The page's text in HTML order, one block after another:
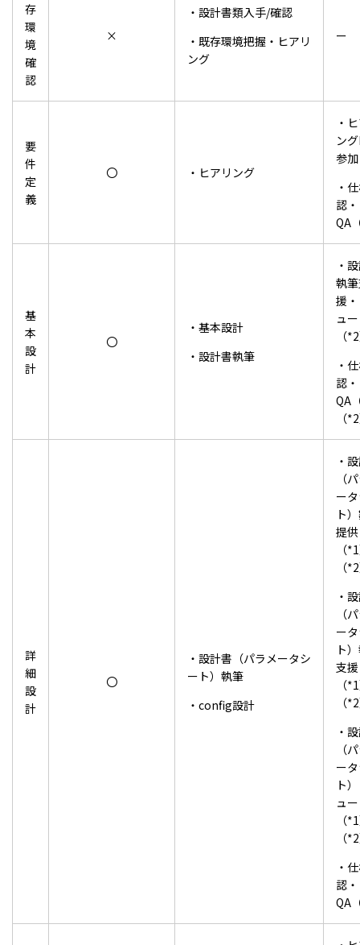
存
環
境
確
認
×
・設計書類入手/確認
・既存環境把握・ヒアリ
ング
ー
要
件
定
義
〇 ・ヒアリング
・
ン
参加
・
認・
QA
基
本
設
計
〇
・基本設計
・設計書執筆
・
執
援
ュー
（
・
認・
QA
（
詳
細
設
計
〇
・設計書（パラメータシ
ート）執筆
・config設計
・
（
ー
ト
提供
（
（
・
（
ー
ト
支援
（
（
・
（
ー
ト
ュー
（
（
・
認・
QA